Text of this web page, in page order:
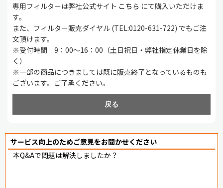
専用フィルターは弊社公式サイト こちら にて購入いただけま
す。
また、フィルター販売ダイヤル (TEL:0120-631-722) でもご注
文頂けます。
※受付時間 9：00～16：00（土日祝日・弊社指定休業日を除
く）
※一部の商品につきましては既に販売終了となっているものも
ございます。ご了承ください。
戻る
サービス向上のためご意見をお聞かせください
本Q&Aで問題は解決しましたか？